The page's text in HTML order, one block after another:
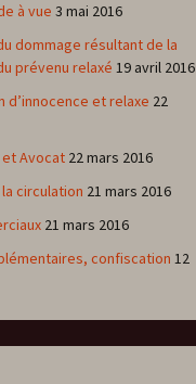
à vue 3 mai 2016
dommage résultant de la
prévenu relaxé 19 avril 2016
d’innocence et relaxe 22
et Avocat 22 mars 2016
circulation 21 mars 2016
21 mars 2016
confiscation 12